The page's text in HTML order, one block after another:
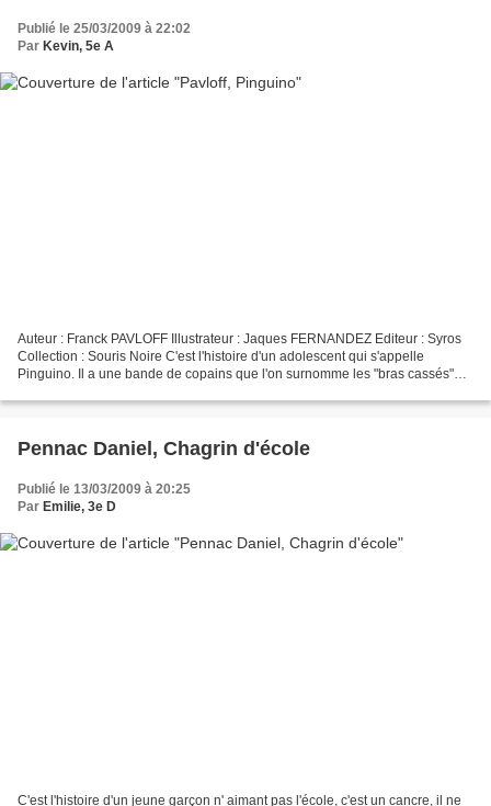
Publié le 25/03/2009 à 22:02
Par Kevin, 5e A
Auteur : Franck PAVLOFF Illustrateur : Jaques FERNANDEZ Editeur : Syros
Collection : Souris Noire C'est l'histoire d'un adolescent qui s'appelle
Pinguino. Il a une bande de copains que l'on surnomme les "bras cassés"
Pennac Daniel, Chagrin d'école
Publié le 13/03/2009 à 20:25
Par Emilie, 3e D
C'est l'histoire d'un jeune garçon n' aimant pas l'école, c'est un cancre, il ne